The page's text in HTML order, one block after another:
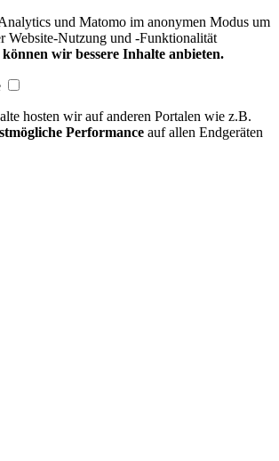
und Matomo im anonymen Modus um
Website-Nutzung und -Funktionalität
wir bessere Inhalte anbieten.
hosten wir auf anderen Portalen wie z.B.
Performance auf allen Endgeräten